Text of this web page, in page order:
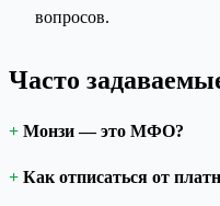
вопросов.
Часто
Монзи — это МФО?
Как отписаться от